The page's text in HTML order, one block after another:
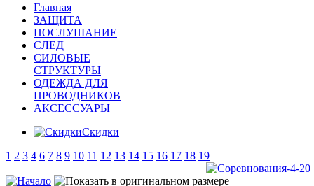
Главная
ЗАЩИТА
ПОСЛУШАНИЕ
СЛЕД
СИЛОВЫЕ
СТРУКТУРЫ
ОДЕЖДА ДЛЯ
ПРОВОДНИКОВ
АКСЕССУАРЫ
Скидки
1 2 3 4 6 7 8 9 10 11 12 13 14 15 16 17 18 19